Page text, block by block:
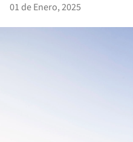
01 de Enero, 2025